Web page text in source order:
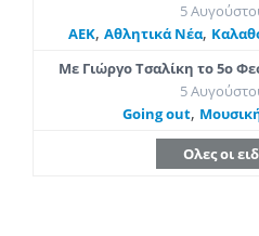
5
ΑΕΚ,Αθλητικά Νέα,
Με Γιώργο Τσαλίκη το 5ο
5
Going out,
Ολες οι